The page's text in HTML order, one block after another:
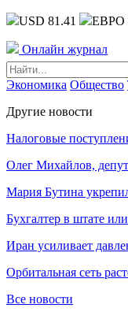
USD 81.41 ЕВРО
Онлайн журнал
Экономика Общество
Другие новости
Налоговые
Олег Михайлов,
Мария Бутина
Бухгалтер в штате
Иран усиливает
Орбитальная сеть
Все новости